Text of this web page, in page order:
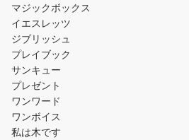
マジックボックス
イエスレッツ
ジブリッシュ
プレイブック
サンキュー
プレゼント
ワンワード
ワンボイス
私は木です